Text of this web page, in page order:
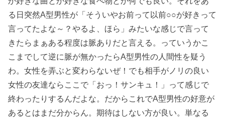
る日突然A型男性が「そういやお前って以前○○が好きって
言ってたよな～？やるよ、ほら」みたいな感じで言って
きたらまぁある程度は脈ありだと言える。っていうかこ
こまでして逆に脈が無かったらA型男性の人間性を疑う
わ。女性を弄ぶと変わらないぜ！でも相手がノリの良い
女性の友達ならここで「おっ！サンキュ！」って感じで
終わったりするんだよな。だからこれでA型男性の好意が
あるとはまだ分からん。期待はしない方が良い。単なる